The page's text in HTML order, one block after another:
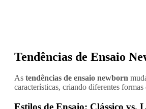
Tendências de Ensaio
As tendências de ensaio newborn
características, criando diferentes
Estilos de Ensaio: Clássico vs.